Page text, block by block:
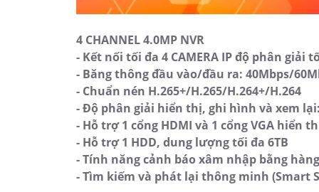
4 CHANNEL 4.0MP NVR
- Kết nối tối đa 4 CAMERA IP độ phân giải
- Băng thông đầu vào/đầu ra: 40Mbps/
- Chuẩn nén H.265+/H.265/H.264+/H.264
- Độ phân giải hiển thị, ghi hình và xem
- Hỗ trợ 1 cổng HDMI và 1 cổng VGA hiển
- Hỗ trợ 1 HDD, dung lượng tối đa 6TB
- Tính năng cảnh báo xâm nhập bằng
- Tìm kiếm và phát lại thông minh (Smart